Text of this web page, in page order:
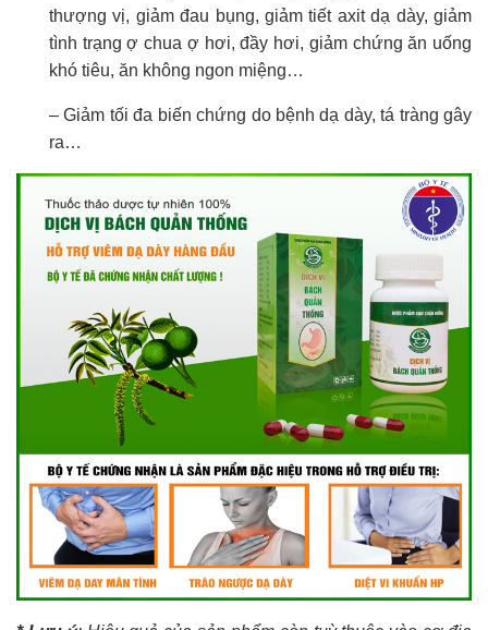
thượng vị, giảm đau bụng, giảm tiết axit dạ dày, giảm
tình trạng ợ chua ợ hơi, đầy hơi, giảm chứng ăn uống
khó tiêu, ăn không ngon miệng…
– Giảm tối đa biến chứng do bệnh dạ dày, tá tràng gây
ra…